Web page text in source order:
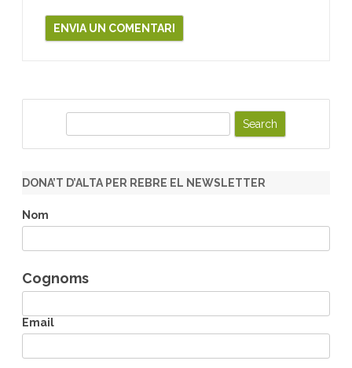
r
h
DONA’T D’ALTA PER REBRE EL NEWSLETTER
Nom
Cognoms
Email